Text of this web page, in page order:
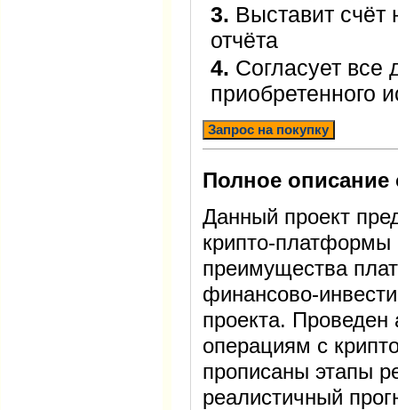
3. Выставит счёт
отчёта
4. Согласует все
приобретенного
Запрос на покупку
Полное описание
Данный проект
крипто-платформы
преимущества
финансово-
проекта. Проведен
операциям с
прописаны этапы
реалистичный